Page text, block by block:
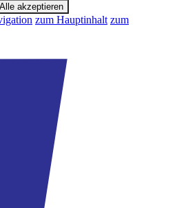
Alle akzeptieren
zum Hauptinhalt zum